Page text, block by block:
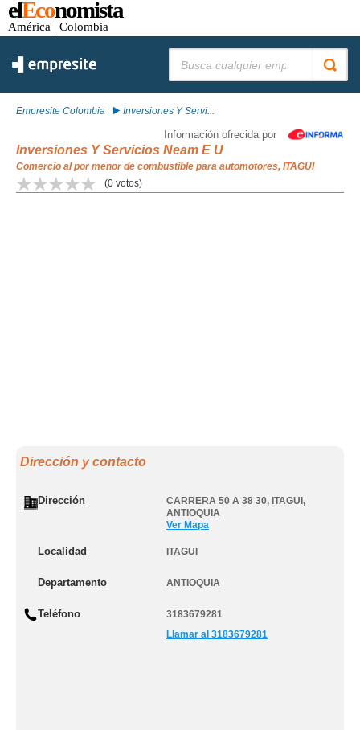
elEconomista
América | Colombia
Empresite Colombia Inversiones Y Servi...
Información ofrecida por
Inversiones Y Servicios Neam E U
Comercio al por menor de combustible para automotores, ITAGUI
(0 votos)
Dirección y contacto
Dirección CARRERA 50 A 38 30, ITAGUI ,
ANTIOQUIA
Ver Mapa
Localidad ITAGUI
Departamento ANTIOQUIA
Teléfono
3183679281
Llamar al 3183679281